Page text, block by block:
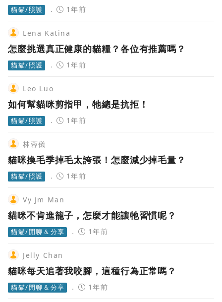
貓貓/照護 1年前
Lena Katina
怎麼挑選真正健康的貓糧？各位有推薦嗎？
貓貓/照護 1年前
Leo Luo
如何幫貓咪剪指甲，牠總是抗拒！
貓貓/照護 1年前
林蓉儀
貓咪換毛季掉毛太誇張！怎麼減少掉毛量？
貓貓/照護 1年前
Vy Jm Man
貓咪不肯進籠子，怎麼才能讓牠習慣呢？
貓貓/閒聊＆分享 1年前
Jelly Chan
貓咪每天追著我咬腳，這種行為正常嗎？
貓貓/閒聊＆分享 1年前